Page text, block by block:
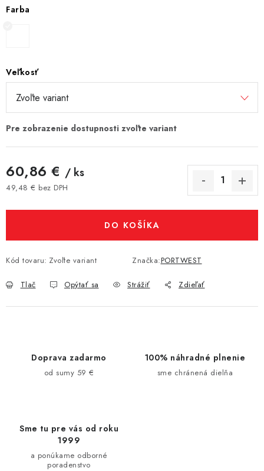
Farba
Veľkosť
60,86 € / ks
49,48 € bez DPH
DO KOŠÍKA
Kód tovaru: Zvoľte variant Značka:PORTWEST
Tlač Opýtať sa Strážiť Zdieľať
Doprava zadarmo
od sumy 59 €
100% náhradné plnenie
sme chránená dielňa
Sme tu pre vás od roku
1999
a ponúkame odborné
poradenstvo